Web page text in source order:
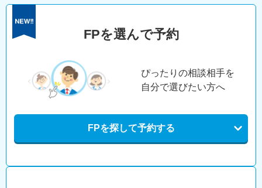
FPを選んで予約
ぴったりの相談相手を
自分で選びたい方へ
FPを探して予約する